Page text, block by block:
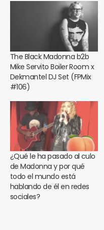
The Black Madonna b2b
Mike Servito Boiler Room x
Dekmantel DJ Set (FPMix
#106)
¿Qué le ha pasado al culo
de Madonna y por qué
todo el mundo está
hablando de él en redes
sociales?